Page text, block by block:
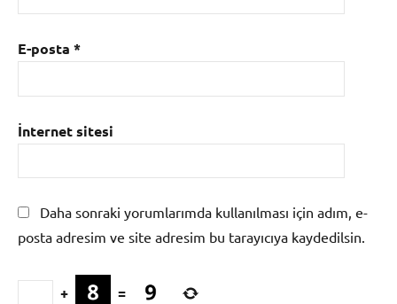
E-posta *
İnternet sitesi
Daha sonraki yorumlarımda kullanılması için adım, e-
posta adresim ve site adresim bu tarayıcıya kaydedilsin.
+ =